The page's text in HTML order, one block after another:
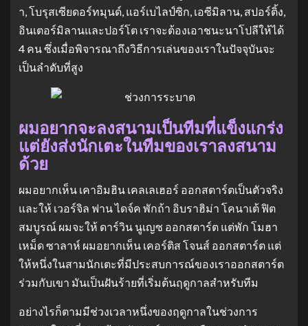
า, โบรุสเซียดอร์ทมุนด์, แอร์เบไลป์ซิก, เอซีมิลาน, สปอร์ติ้ง,
อินเตอร์มิลานและปอร์โต เราจะต้องเอาชนะนาโปลีให้ได้
4 คน ซึ่งเมื่อพิจารณาถึงวิธีการเล่นของเราในปัจจุบันจะ
เป็นลําดับที่สูง
ผมอยากจะลงสนามเป็นทีมที่แข็งแกร่ง
แต่ยังส่งนักเตะในทีมของเราลงสนาม
ด้วย
ผมอยากเห็น เคาอิมฮิน เคลเลเฮอร์ ออกสตาร์ตเป็นตัวจริง
และให้ เวอร์จิล ฟาน ไดจ์ค พักถ้า อิบราฮิม่า โคนาเต้ ฟิต
สมบูรณ์ ผมจะให้ ดาร์วิน นูเญซ ออกสตาร์ต แต่พัก โมฮา
เหม็ด ซาลาห์ ผมอยากเห็น เคอร์ติส โจนส์ ออกสตาร์ต แต่
ให้หนึ่งในสามนักเตะที่มีประสบการณ์ของเราออกสตาร์ต
ร่วมกับเขา มันเป็นฝันร้ายที่เริ่มต้นฤดูกาลสําหรับทีม
อย่างไรก็ตามมีช่วงเวลาหนึ่งของฤดูกาลในช่วงการ